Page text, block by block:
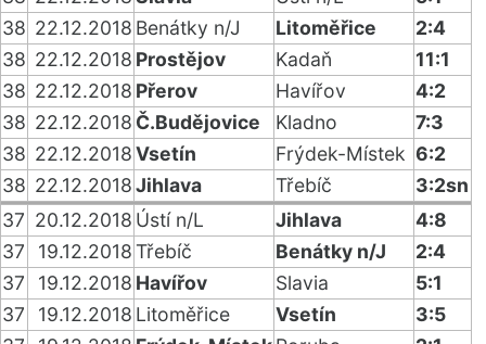
38 22.12.2018 Benátky n/J Litoměřice
2:4
38 22.12.2018 Prostějov Kadaň
11:1
38 22.12.2018 Přerov Havířov
4:2
38 22.12.2018 Č.Budějovice Kladno
7:3
38 22.12.2018Vsetín Frýdek-Místek 6:2
38 22.12.2018Jihlava Třebíč
3:2sn
37 20.12.2018 Ústí n/L Jihlava
4:8
37
19.12.2018Třebíč Benátky n/J
2:4
37
19.12.2018 Havířov Slavia
5:1
37
19.12.2018 Litoměřice Vsetín
3:5